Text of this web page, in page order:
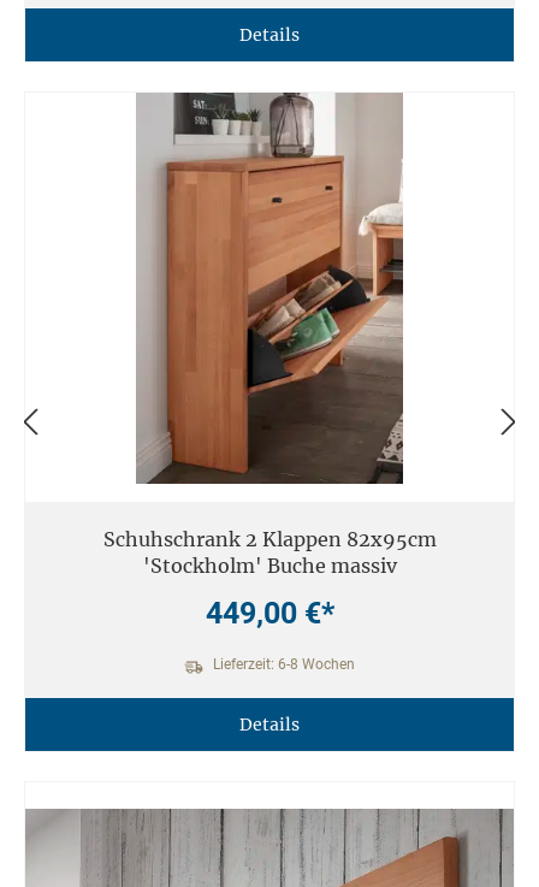
Details
Schuhschrank 2 Klappen 82x95cm
'Stockholm' Buche massiv
449,00 €*
Lieferzeit: 6-8 Wochen
Details